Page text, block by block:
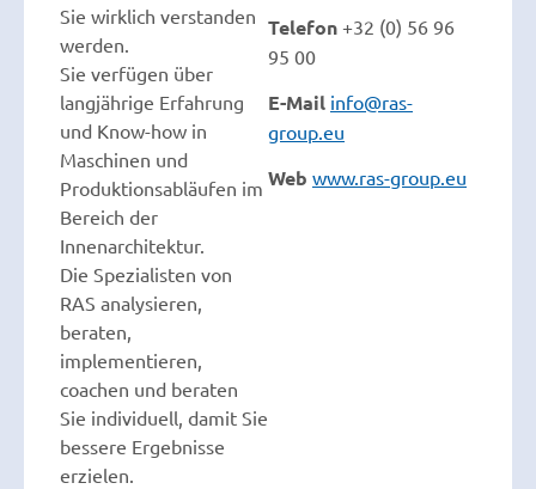
Sie wirklich verstanden
werden.
Sie verfügen über
langjährige Erfahrung
und Know-how in
Maschinen und
Produktionsabläufen im
Bereich der
Innenarchitektur.
Die Spezialisten von
RAS analysieren,
beraten,
implementieren,
coachen und beraten
Sie individuell, damit Sie
bessere Ergebnisse
erzielen.
Telefon +32 (0) 56 96
95 00
E-Mail info@ras-
group.eu
Web www.ras-group.eu